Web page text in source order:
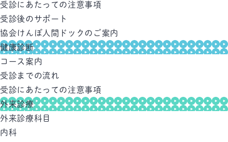
受診にあたっての注意事項
受診後のサポート
協会けんぽ人間ドックのご案内
健康診断
コース案内
受診までの流れ
受診にあたっての注意事項
外来診療
外来診療科目
内科